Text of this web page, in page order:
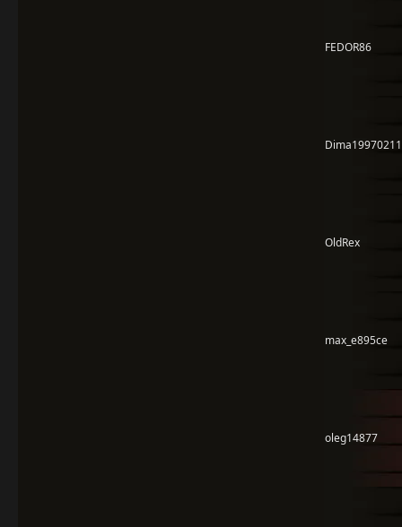
FEDOR86
Dima19970211
OldRex
max_e895ce
oleg14877